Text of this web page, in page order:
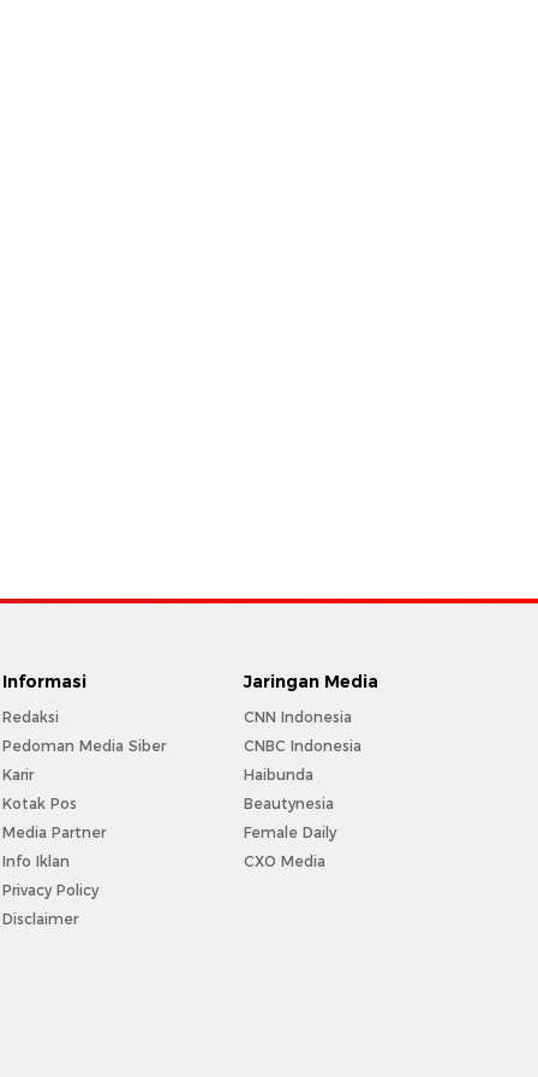
Informasi
Redaksi
Pedoman Media Siber
Karir
Kotak Pos
Media Partner
Info Iklan
Privacy Policy
Disclaimer
Jaringan Media
CNN Indonesia
CNBC Indonesia
Haibunda
Beautynesia
Female Daily
CXO Media